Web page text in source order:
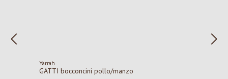
Yarrah
GATTI bocconcini pollo/manzo